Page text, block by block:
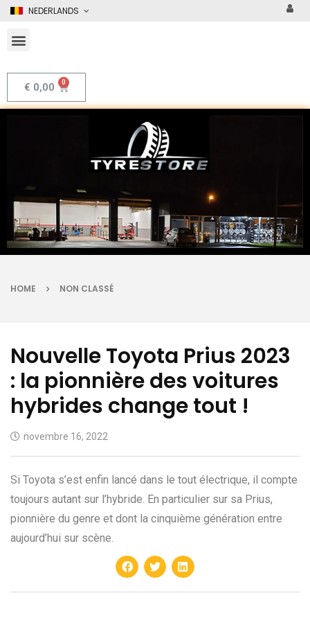
NEDERLANDS
€ 0,00
HOME NON CLASSÉ
Nouvelle Toyota Prius 2023
: la pionnière des voitures
hybrides change tout !
novembre 16, 2022
Si Toyota s’est enfin lancé dans le tout électrique, il compte
toujours autant sur l’hybride. En particulier sur sa Prius,
pionnière du genre et dont la cinquième génération entre
aujourd’hui sur scène.